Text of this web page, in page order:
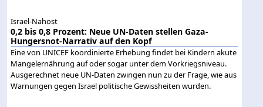
Israel-Nahost
0,2 bis 0,8 Prozent: Neue UN-Daten stellen Gaza-
Hungersnot-Narrativ auf den Kopf
Eine von UNICEF koordinierte Erhebung findet bei Kindern akute
Mangelernährung auf oder sogar unter dem Vorkriegsniveau.
Ausgerechnet neue UN-Daten zwingen nun zu der Frage, wie aus
Warnungen gegen Israel politische Gewissheiten wurden.